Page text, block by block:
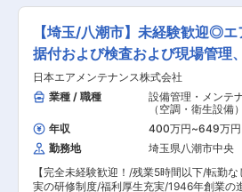
あるため、安心して成長できる環境です。 ■配属
部署： 工事部は現在10名が所属しておりま
未経験者歓迎の風土があり、しっかりとし
制度でキャリアアップをサポートします。 ■働く
魅力： 【ワンツーマン育成】 電気設備に関
専門知識を身につけながら、安定した環境
的に活躍できる職場です。商業施設や公共
ホテル、マンションなど、様々な工事現場
験を積みながら、自身のスキルを高めるこ
きます。 ■当社について： 電気コンセントやス
イッチ、工場やビルなどに必ず設置される
ビクル変電設備、電気工事で使われる工具
定める業務】 自社の製品である超低温冷凍
品不具合箇所の修理・メンテナンスをお任
す。 入社後は、埼玉県八潮市八潮2-25-1
工場にて、自社製品について学んで頂き、
く研修を受けていただきます。 ※八潮の工場
は、客先で直せない製品を自社内で修理お
ンテナンスをしています。 研修期間を経て
に修理・メンテナンス業務に携わっていた
す。また今後のキャリアとして製品開発へ
リアチェンジも可能です。 ■当社の製品につい
て： 独自で開発した冷媒及び冷却システム
り、環境に配慮した様々な種類の超低温冷
中心に製造販売しています。 主に業務用を
【埼玉/八潮市】未経験歓迎◎
据付および検査および現場管理
務
日本エアメンテナンス株式会社
業種 / 職種
設備管理・メンテ
（空調・衛生設備
（商業施設・店舗
年収 400万円~649万円
勤務地
埼玉県八潮市中央
【完全未経験歓迎！/残業5時間以下/転勤な
実の研修制度/福利厚生充実/1946年創業の